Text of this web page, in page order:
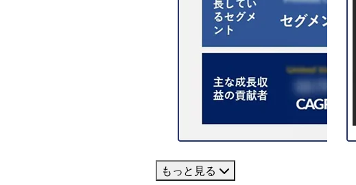
もっと見る